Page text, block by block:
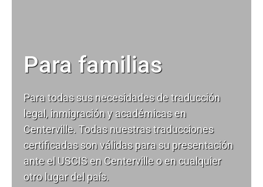
Para familias
Para todas sus necesidades detraducción
legal, inmigración y académicas en
Centerville. Todas nuestras traducciones
certificadas son válidas para su presentación
ante el USCIS en Centerville o en cualquier
otro lugar del país.